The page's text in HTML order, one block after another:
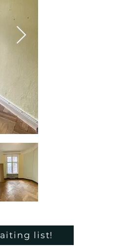
list!